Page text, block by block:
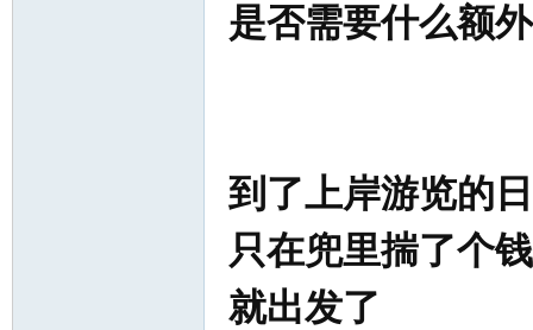
是否需要什么额
到了上岸游览的
只在兜里揣了个
就出发了